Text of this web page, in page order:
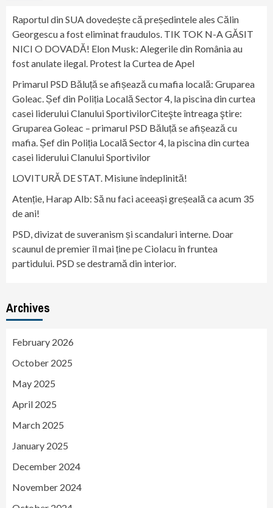
Raportul din SUA dovedește că președintele ales Călin
Georgescu a fost eliminat fraudulos. TIK TOK N-A GĂSIT
NICI O DOVADĂ! Elon Musk: Alegerile din România au
fost anulate ilegal. Protest la Curtea de Apel
Primarul PSD Băluță se afișează cu mafia locală: Gruparea
Goleac. Șef din Poliția Locală Sector 4, la piscina din curtea
casei liderului Clanului SportivilorCiteşte întreaga ştire:
Gruparea Goleac – primarul PSD Băluță se afișează cu
mafia. Șef din Poliția Locală Sector 4, la piscina din curtea
casei liderului Clanului Sportivilor
LOVITURĂ DE STAT. Misiune îndeplinită!
Atenție, Harap Alb: Să nu faci aceeași greșeală ca acum 35
de ani!
PSD, divizat de suveranism și scandaluri interne. Doar
scaunul de premier îl mai ține pe Ciolacu în fruntea
partidului. PSD se destramă din interior.
Archives
February 2026
October 2025
May 2025
April 2025
March 2025
January 2025
December 2024
November 2024